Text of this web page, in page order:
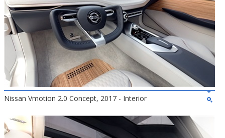
Nissan Vmotion 2.0 Concept, 2017 - Interior